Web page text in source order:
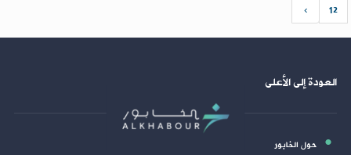
12
›
العودة إلى الأعلى
حول الخابور